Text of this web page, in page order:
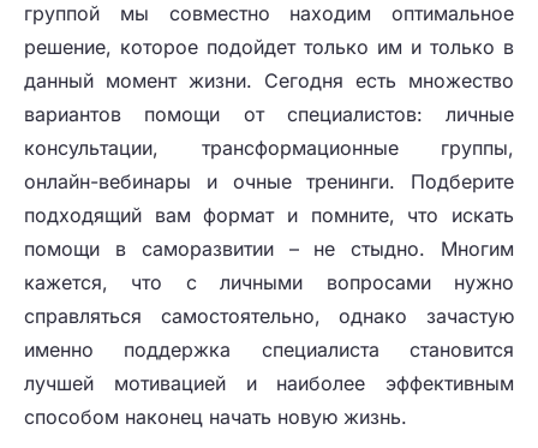
группой мы совместно находим оптимальное
решение, которое подойдет только им и только в
данный момент жизни. Сегодня есть множество
вариантов помощи от специалистов: личные
консультации, трансформационные группы,
онлайн-вебинары и очные тренинги. Подберите
подходящий вам формат и помните, что искать
помощи в саморазвитии – не стыдно. Многим
кажется, что с личными вопросами нужно
справляться самостоятельно, однако зачастую
именно поддержка специалиста становится
лучшей мотивацией и наиболее эффективным
способом наконец начать новую жизнь.